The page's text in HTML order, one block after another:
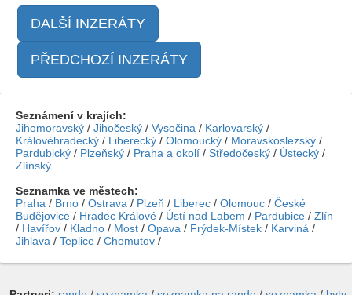
DALŠÍ INZERÁTY
PŘEDCHOZÍ INZERÁTY
Seznámení v krajích:
Jihomoravský / Jihočeský / Vysočina / Karlovarský /
Královéhradecký / Liberecký / Olomoucký / Moravskoslezský /
Pardubický / Plzeňský / Praha a okolí / Středočeský / Ústecký /
Zlínský
Seznamka ve městech:
Praha / Brno / Ostrava / Plzeň / Liberec / Olomouc / České
Budějovice / Hradec Králové / Ústí nad Labem / Pardubice / Zlín
/ Havířov / Kladno / Most / Opava / Frýdek-Místek / Karviná /
Jihlava / Teplice / Chomutov /